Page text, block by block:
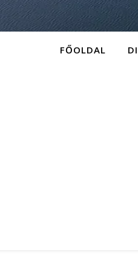
FŐOLDAL